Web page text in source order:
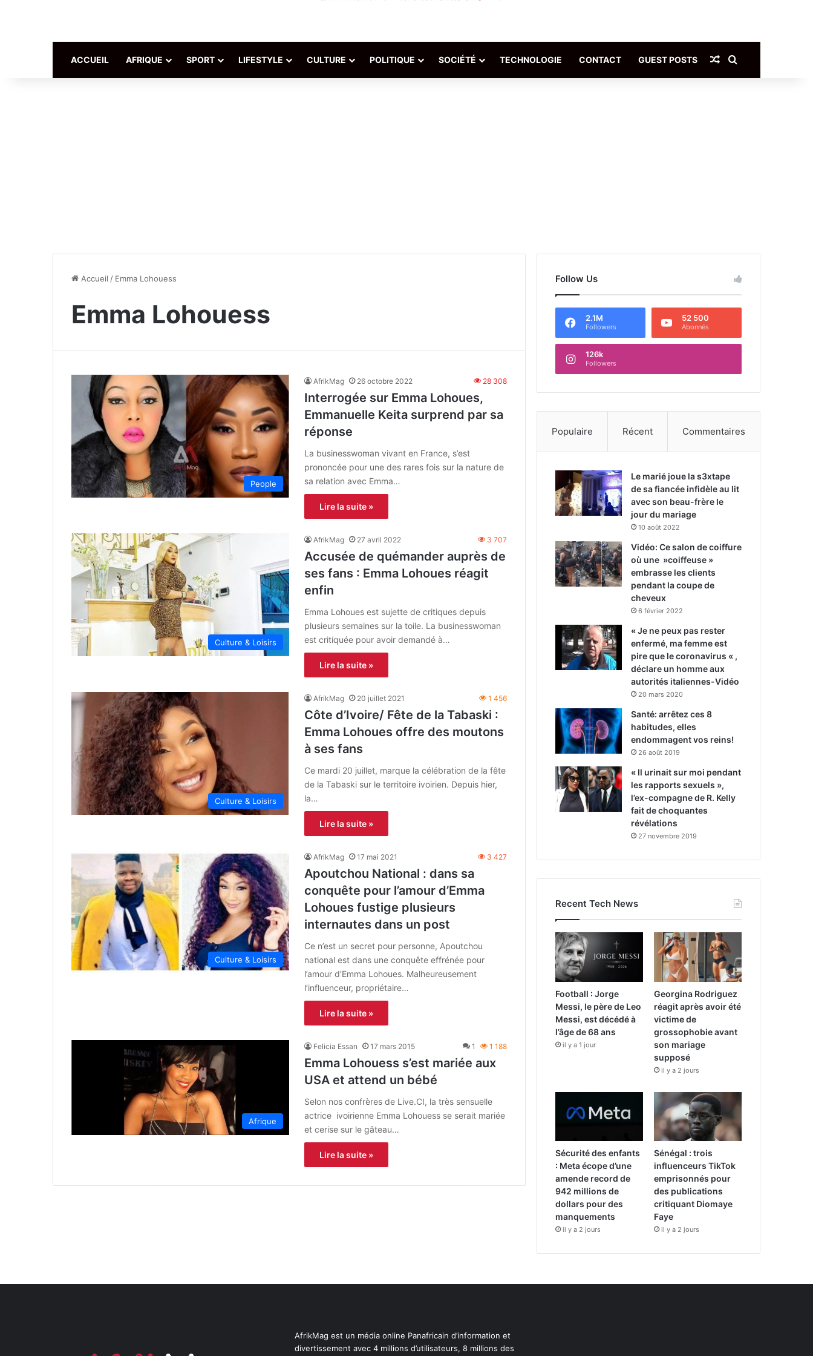
ACCUEIL AFRIQUE SPORT LIFESTYLE CULTURE POLITIQUE SOCIÉTÉ TECHNOLOGIE CONTACT GUEST POSTS Article Aléatoire
Accueil / Emma Lohouess
Emma Lohouess
People
AfrikMag 26 octobre 2022 28 308
Interrogée sur Emma Lohoues,
Emmanuelle Keita surprend par sa
réponse
La businesswoman vivant en France, s’est
prononcée pour une des rares fois sur la nature de
sa relation avec Emma…
Lire la suite »
Culture & Loisirs
AfrikMag 27 avril 2022 3 707
Accusée de quémander auprès de
ses fans : Emma Lohoues réagit
enfin
Emma Lohoues est sujette de critiques depuis
plusieurs semaines sur la toile. La businesswoman
est critiquée pour avoir demandé à…
Lire la suite »
Culture & Loisirs
AfrikMag 20 juillet 2021 1 456
Côte d’Ivoire/ Fête de la Tabaski :
Emma Lohoues offre des moutons
à ses fans
Ce mardi 20 juillet, marque la célébration de la fête
de la Tabaski sur le territoire ivoirien. Depuis hier,
la…
Lire la suite »
Culture & Loisirs
AfrikMag 17 mai 2021 3 427
Apoutchou National : dans sa
conquête pour l’amour d’Emma
Lohoues fustige plusieurs
internautes dans un post
Ce n’est un secret pour personne, Apoutchou
national est dans une conquête effrénée pour
l’amour d’Emma Lohoues. Malheureusement
l’influenceur, propriétaire…
Lire la suite »
Afrique
Felicia Essan 17 mars 2015 1 1 188
Emma Lohouess s’est mariée aux
USA et attend un bébé
Selon nos confrères de Live.CI, la très sensuelle
actrice ivoirienne Emma Lohouess se serait mariée
et cerise sur le gâteau…
Lire la suite »
Follow Us
2.1M
Followers
52 500
Abonnés
126k
Followers
Populaire Récent Commentaires
Le marié joue la s3xtape
de sa fiancée infidèle au lit
avec son beau-frère le
jour du mariage
10 août 2022
Vidéo: Ce salon de coiffure
où une »coiffeuse »
embrasse les clients
pendant la coupe de
cheveux
6 février 2022
« Je ne peux pas rester
enfermé, ma femme est
pire que le coronavirus « ,
déclare un homme aux
autorités italiennes-Vidéo
20 mars 2020
Santé: arrêtez ces 8
habitudes, elles
endommagent vos reins!
26 août 2019
« Il urinait sur moi pendant
les rapports sexuels »,
l’ex-compagne de R. Kelly
fait de choquantes
révélations
27 novembre 2019
Recent Tech News
Football : Jorge
Messi, le père de Leo
Messi, est décédé à
l’âge de 68 ans
il y a 1 jour
Georgina Rodriguez
réagit après avoir été
victime de
grossophobie avant
son mariage
supposé
il y a 2 jours
Sécurité des enfants
: Meta écope d’une
amende record de
942 millions de
dollars pour des
manquements
il y a 2 jours
Sénégal : trois
influenceurs TikTok
emprisonnés pour
des publications
critiquant Diomaye
Faye
il y a 2 jours
AfrikMag est un média online Panafricain d’information et
divertissement avec 4 millions d’utilisateurs, 8 millions des